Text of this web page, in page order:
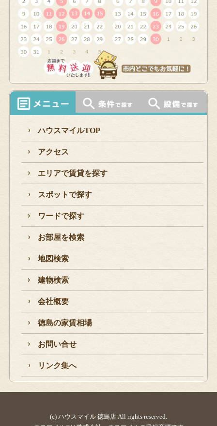
ハウスマイルTOP
アクセス
エリアで賃貸を探す
スポットで探す
ワードで探す
お部屋を検索
地図検索
建物検索
会社概要
徳島の家賃相場
お問い合せ
リンク集へ
(c) ハウスマイル 徳島店 All rights reserved.